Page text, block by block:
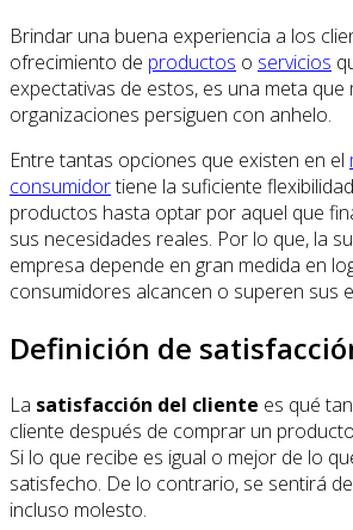
Brindar una buena experiencia a los
ofrecimiento de productos o servicios
expectativas de estos, es una meta que
organizaciones persiguen con anhelo.
Entre tantas opciones que existen en el
consumidortiene la suficiente
productos hasta optar por aquel que
sus necesidades reales. Por lo que, la
empresa depende en gran medida en
consumidores alcancen o superen sus
Definición de
La satisfacción del cliente es qué
cliente después de comprar un
Si lo que recibe es igual o mejor de lo
satisfecho. De lo contrario, se sentirá
incluso molesto.